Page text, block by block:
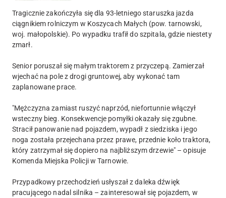
Tragicznie zakończyła się dla 93-letniego staruszka jazda
ciągnikiem rolniczym w Koszycach Małych (pow. tarnowski,
woj. małopolskie). Po wypadku trafił do szpitala, gdzie niestety
zmarł.
Senior poruszał się małym traktorem z przyczepą. Zamierzał
wjechać na pole z drogi gruntowej, aby wykonać tam
zaplanowane prace.
"Mężczyzna zamiast ruszyć naprzód, niefortunnie włączył
wsteczny bieg. Konsekwencje pomyłki okazały się zgubne.
Stracił panowanie nad pojazdem, wypadł z siedziska i jego
noga została przejechana przez prawe, przednie koło traktora,
który zatrzymał się dopiero na najbliższym drzewie" – opisuje
Komenda Miejska Policji w Tarnowie.
Przypadkowy przechodzień usłyszał z daleka dźwięk
pracującego nadal silnika – zainteresował się pojazdem, w